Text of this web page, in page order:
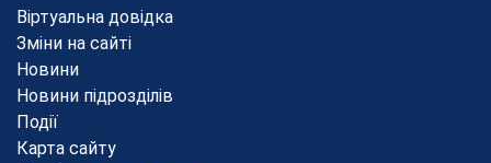
Віртуальна довідка
Зміни на сайті
Новини
Новини підрозділів
Події
Карта сайту